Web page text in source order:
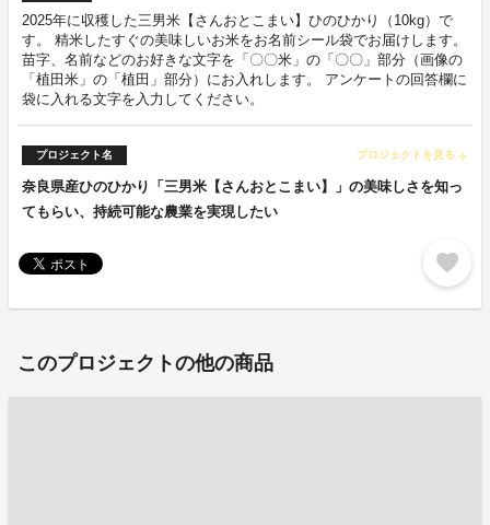
2025年に収穫した三男米【さんおとこまい】ひのひかり（10kg）で
す。 精米したすぐの美味しいお米をお名前シール袋でお届けします。
苗字、名前などのお好きな文字を「〇〇米」の「〇〇」部分（画像の
「植田米」の「植田」部分）にお入れします。 アンケートの回答欄に
袋に入れる文字を入力してください。
プロジェクト名 プロジェクトを見る arrow_forward
奈良県産ひのひかり「三男米【さんおとこまい】」の美味しさを知っ
てもらい、持続可能な農業を実現したい
favorite
このプロジェクトの他の商品